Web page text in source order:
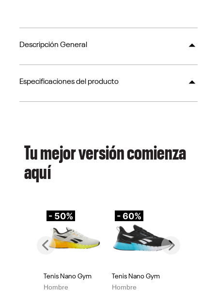
Descripción General
Especificaciones del producto
Tu mejor versión comienza
aquí
- 50%
Tenis Nano Gym
Hombre
- 60%
Tenis Nano Gym
Hombre
Previous